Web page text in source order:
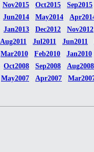
Nov2015 Oct2015 Sep2015
Jun2014 May2014
Jan2013 Dec2012 Nov2012
Aug2011 Jul2011 Jun2011
Mar2010 Feb2010 Jan2010
Oct2008 Sep2008 Aug2008
May2007 Apr2007